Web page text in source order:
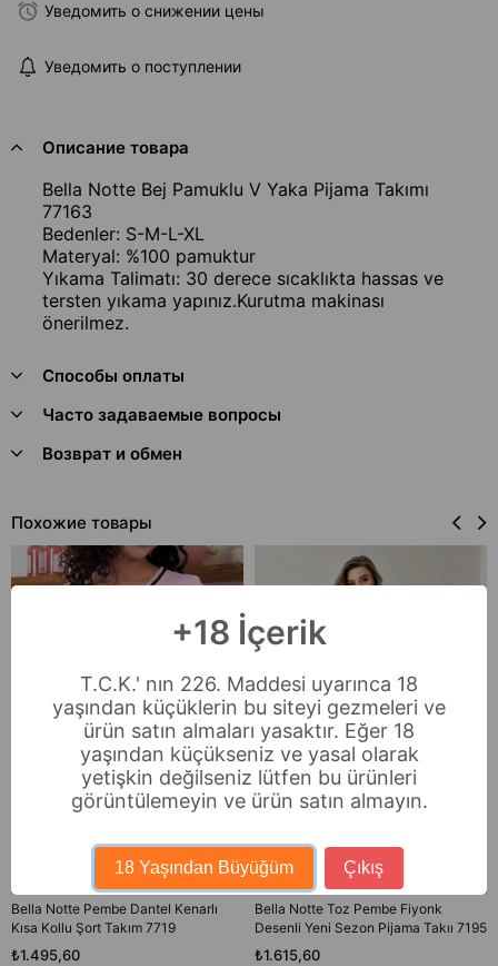
Уведомить о снижении цены
Уведомить о поступлении
Описание товара
Bella Notte Bej Pamuklu V Yaka Pijama Takımı
77163
Bedenler: S-M-L-XL
Materyal: %100 pamuktur
Yıkama Talimatı: 30 derece sıcaklıkta hassas ve
tersten yıkama yapınız.Kurutma makinası
önerilmez.
Способы оплаты
Часто задаваемые вопросы
Возврат и обмен
Похожие товары
Bella Notte Pembe Dantel Kenarlı
Kısa Kollu Şort Takım 7719
₺1.495,60
Bella Notte Toz Pembe Fiyonk
Desenli Yeni Sezon Pijama Takıı 7195
₺1.615,60
+18 İçerik
T.C.K.' nın 226. Maddesi uyarınca 18
yaşından küçüklerin bu siteyi gezmeleri ve
ürün satın almaları yasaktır. Eğer 18
yaşından küçükseniz ve yasal olarak
yetişkin değilseniz lütfen bu ürünleri
görüntülemeyin ve ürün satın almayın.
18 Yaşından Büyüğüm Çıkış